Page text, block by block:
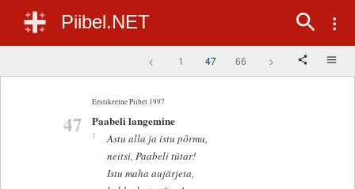
Piibel.NET
< 1 47 66 >
Eestikeelne Piibel 1997
47 Paabeli langemine
1
Astu alla ja istu põrmu,
neitsi, Paabeli tütar!
Istu maha aujärjeta,